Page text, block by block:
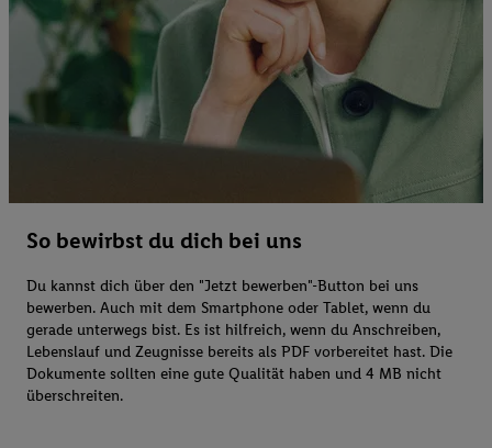
So bewirbst du dich bei uns
Du kannst dich über den "Jetzt bewerben"-Button bei uns
bewerben. Auch mit dem Smartphone oder Tablet, wenn du
gerade unterwegs bist. Es ist hilfreich, wenn du Anschreiben,
Lebenslauf und Zeugnisse bereits als PDF vorbereitet hast. Die
Dokumente sollten eine gute Qualität haben und 4 MB nicht
überschreiten.